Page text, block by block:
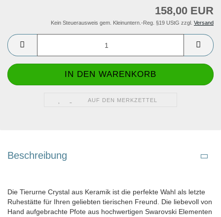
158,00 EUR
Kein Steuerausweis gem. Kleinuntern.-Reg. §19 UStG zzgl. Versand
AUF DEN MERKZETTEL
Beschreibung
Die Tierurne Crystal aus Keramik ist die perfekte Wahl als letzte
Ruhestätte für Ihren geliebten tierischen Freund. Die liebevoll von
Hand aufgebrachte Pfote aus hochwertigen Swarovski Elementen